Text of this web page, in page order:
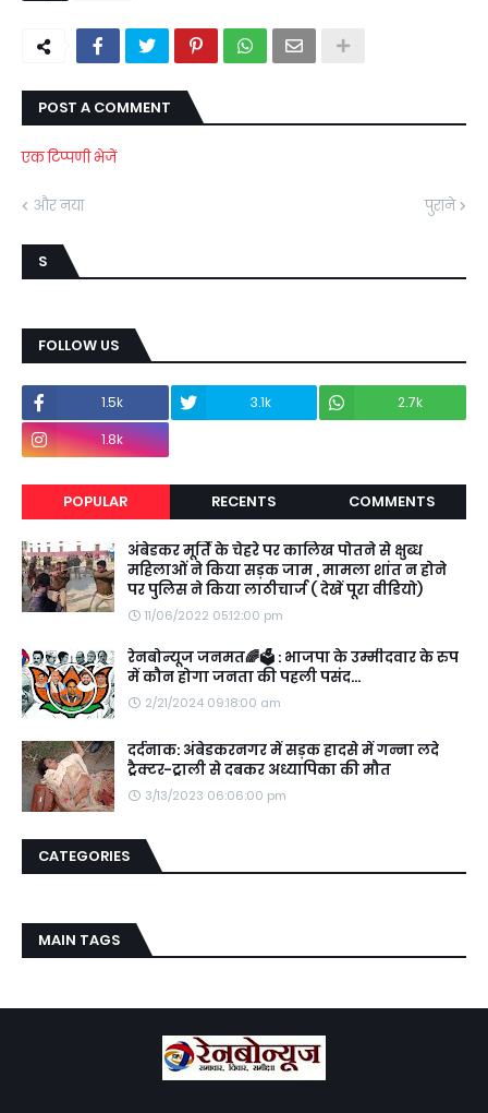
POST A COMMENT
एक टिप्पणी भेजें
और नया पुराने
S
FOLLOW US
1.5k 3.1k
2.7k
1.8k
POPULAR RECENTS COMMENTS
अंबेडकर मूर्ति के चेहरे पर कालिख पोतने से क्षुब्ध
महिलाओं ने किया सड़क जाम , मामला शांत न होने
पर पुलिस ने किया लाठीचार्ज ( देखें पूरा वीडियो)
11/06/2022 05:12:00 pm
रेनबोन्यूज जनमत🌈🗳️ : भाजपा के उम्मीदवार के रुप
में कौन होगा जनता की पहली पसंद...
2/21/2024 09:18:00 am
दर्दनाक: अंबेडकरनगर में सड़क हादसे में गन्ना लदे
ट्रैक्टर-ट्राली से दबकर अध्यापिका की मौत
3/13/2023 06:06:00 pm
CATEGORIES
MAIN TAGS